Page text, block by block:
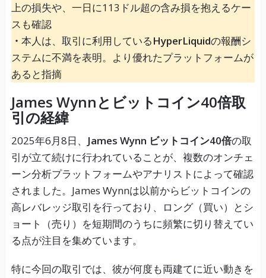
上の損失や、一日に113ドル超の含み損を抱えるケー
スも確認
・ 本人は、取引に利用しているHyperLiquidの報酬シ
ステムに不満を表明。より優れたプラットフォームが
あると指摘
James Wynnとビットコイン40倍取
引の経緯
2025年6月8日、 James Wynn ビットコイン40倍の取
引が立て続けに行われていることが、複数のオンチェ
ーン分析プラットフォームやアナリストによって確認
されました。James Wynnは以前からビットコインの
高レバレッジ取引を行っており、ロング（買い）とシ
ョート（売り）を短期間のうちに頻繁に切り替えてい
る点が注目を集めています。
特に今回の取引では、彼が何度も両建てに近い動きを